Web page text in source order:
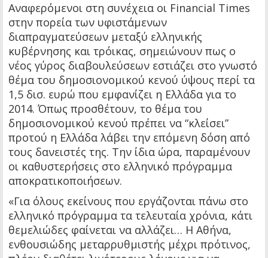
Αναφερόμενοι στη συνέχεια οι Financial Times
στην πορεία των υφιστάμενων
διαπραγματεύσεων μεταξύ ελληνικής
κυβέρνησης και τρόικας, σημειώνουν πως ο
νέος γύρος διαβουλεύσεων εστιάζει στο γνωστό
θέμα του δημοσιονομικού κενού ύψους περί τα
1,5 δισ. ευρώ που εμφανίζει η Ελλάδα για το
2014. Όπως προσθέτουν, το θέμα του
δημοσιονομικού κενού πρέπει να “κλείσει”
προτού η Ελλάδα λάβει την επόμενη δόση από
τους δανειστές της. Την ίδια ώρα, παραμένουν
οι καθυστερήσεις στο ελληνικό πρόγραμμα
αποκρατικοποιήσεων.
«Για όλους εκείνους που εργάζονται πάνω στο
ελληνικό πρόγραμμα τα τελευταία χρόνια, κάτι
θεμελιώδες φαίνεται να αλλάζει… Η Αθήνα,
ενθουσιώδης μεταρρυθμιστής μέχρι πρότινος,